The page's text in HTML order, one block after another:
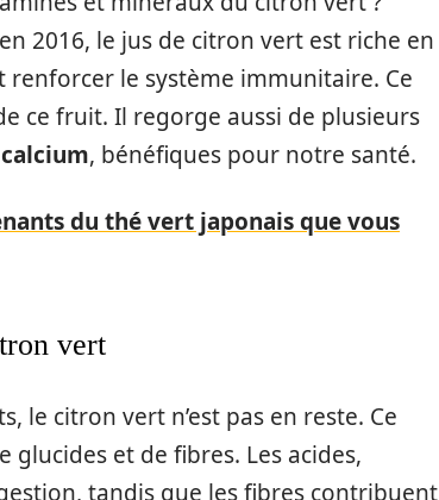
2016, le jus de citron vert est riche en
le système immunitaire. Ce
ce fruit. Il regorge aussi de plusieurs
, bénéfiques pour notre santé.
du thé vert japonais que vous
vert
le citron vert n’est pas en reste. Ce
et de fibres. Les acides,
tandis que les fibres contribuent